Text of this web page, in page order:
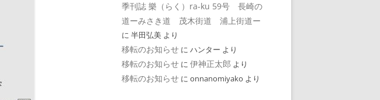
季刊誌 樂（らく）ra-ku 59号 長崎の
道ーみさき道 茂木街道 浦上街道ー
に 半田弘美 より
移転のお知らせ に ハンター より
移転のお知らせ に 伊神正太郎 より
移転のお知らせ に onnanomiyako より